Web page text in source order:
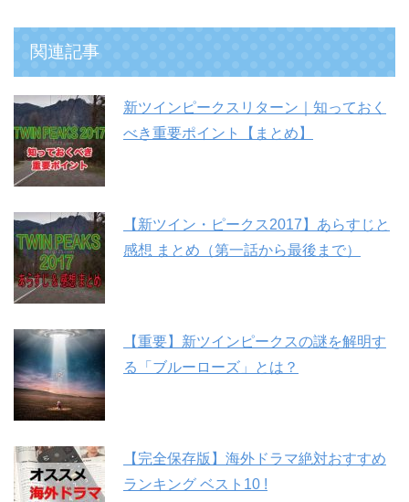
関連記事
新ツインピークスリターン｜知っておく
べき重要ポイント【まとめ】
【新ツイン・ピークス2017】あらすじと
感想 まとめ（第一話から最後まで）
【重要】新ツインピークスの謎を解明す
る「ブルーローズ」とは？
【完全保存版】海外ドラマ絶対おすすめ
ランキング ベスト10 !